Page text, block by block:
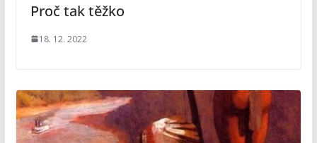
Proč tak těžko
18. 12. 2022